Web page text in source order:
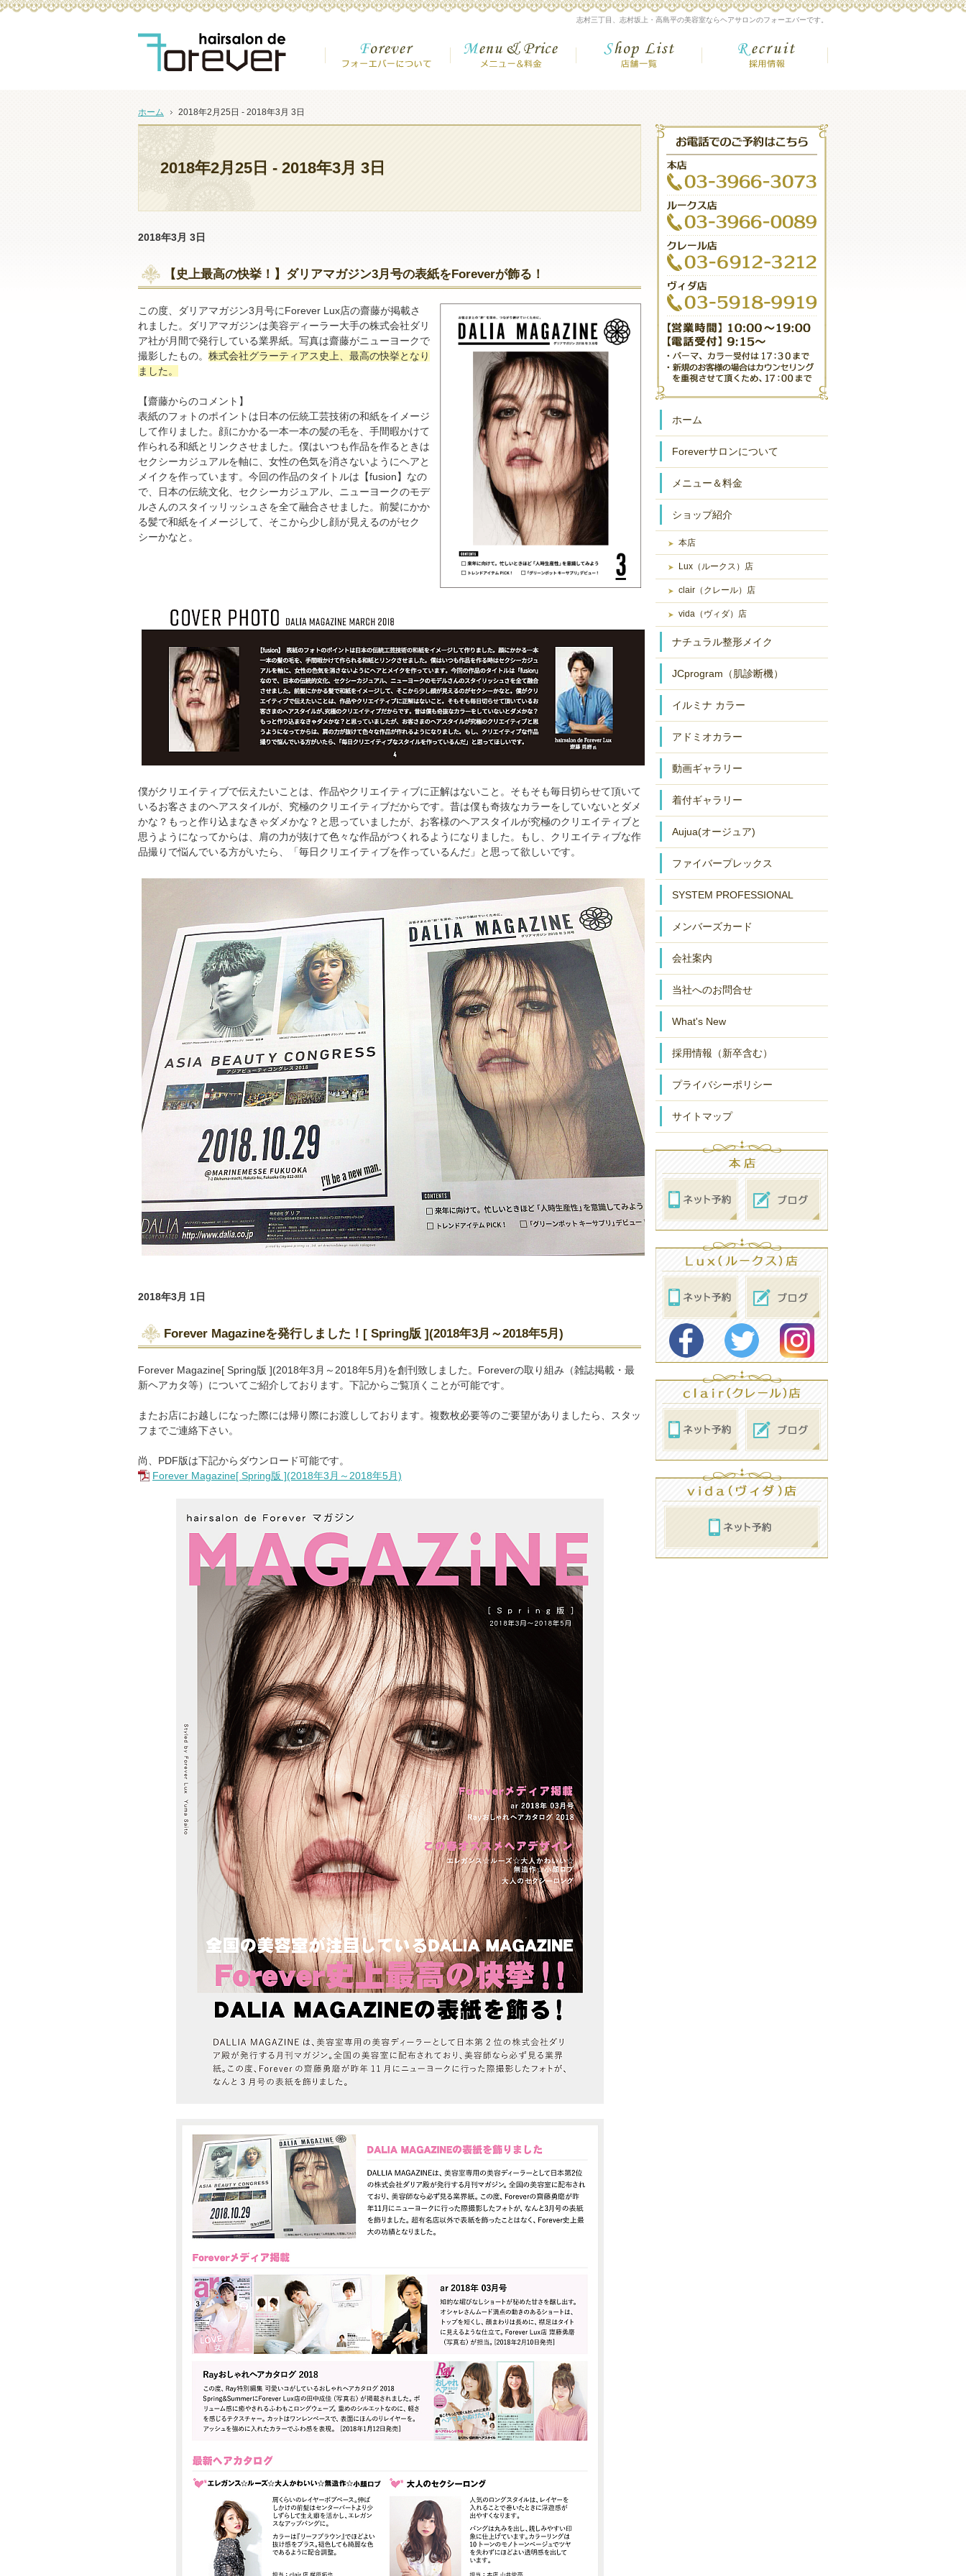
2018年2月25日 - 2018年3月 3日
志村三丁目、志村坂上・高島平の美容室ならヘアサロンのフォーエバーです。
ヘアーサロンdeフォーエバーはおもてなしを大切にする美容室【志村三丁目・志村坂上・高島平】
2018年3月 3日
【史上最高の快挙！】ダリアマガジン3月号の表紙をForeverが飾る！
この度、ダリアマガジン3月号にForever Lux店の齋藤が掲載さ
れました。ダリアマガジンは美容ディーラー大手の株式会社ダリ
ア社が月間で発行している業界紙。写真は齋藤がニューヨークで
撮影したもの。 株式会社グラーティアス史上、最高の快挙となり
ました。
【齋藤からのコメント】
表紙のフォトのポイントは日本の伝統工芸技術の和紙をイメージ
して作りました。顔にかかる一本一本の髪の毛を、手間暇かけて
作られる和紙とリンクさせました。僕はいつも作品を作るときは
セクシーカジュアルを軸に、女性の色気を消さないようにヘアと
メイクを作っています。今回の作品のタイトルは【fusion】なの
で、日本の伝統文化、セクシーカジュアル、ニューヨークのモデ
ルさんのスタイッリッシュさを全て融合させました。前髪にかか
る髪で和紙をイメージして、そこから少し顔が見えるのがセク
シーかなと。
僕がクリエイティブで伝えたいことは、作品やクリエイティブに正解はないこと。そもそも毎日切らせて頂いて
いるお客さまのヘアスタイルが、究極のクリエイティブだからです。昔は僕も奇抜なカラーをしていないとダメ
かな？もっと作り込まなきゃダメかな？と思っていましたが、お客様のヘアスタイルが究極のクリエイティブと
思うようになってからは、肩の力が抜けて色々な作品がつくれるようになりました。もし、クリエイティブな作
品撮りで悩んでいる方がいたら、「毎日クリエイティブを作っているんだ」と思って欲しいです。
2018年3月 1日
Forever Magazineを発行しました！[ Spring版 ](2018年3月～2018年5月)
Forever Magazine[ Spring版 ](2018年3月～2018年5月)を創刊致しました。Foreverの取り組み（雑誌掲載・最
新ヘアカタ等）についてご紹介しております。下記からご覧頂くことが可能です。
またお店にお越しになった際には帰り際にお渡ししております。複数枚必要等のご要望がありましたら、スタッ
フまでご連絡下さい。
尚、PDF版は下記からダウンロード可能です。
Forever Magazine[ Spring版 ](2018年3月～2018年5月)
ホーム
Foreverサロンについて
メニュー＆料金
ショップ紹介
本店
Lux（ルークス）店
clair（クレール）店
vida（ヴィダ）店
ナチュラル整形メイク
JCprogram（肌診断機）
イルミナ カラー
アドミオカラー
動画ギャラリー
着付ギャラリー
Aujua(オージュア)
ファイバープレックス
SYSTEM PROFESSIONAL
メンバーズカード
会社案内
当社へのお問合せ
What's New
採用情報（新卒含む）
プライバシーポリシー
サイトマップ
フォーエバーについて メニュー＆金額
ホーム 2018年2月25日 - 2018年3月 3日